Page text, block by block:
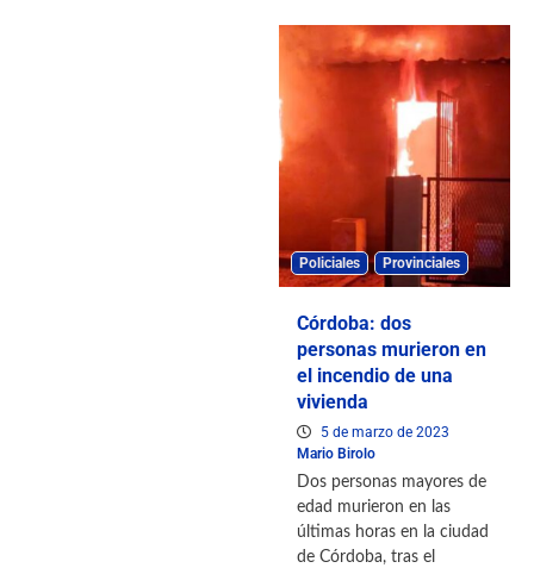
Policiales Provinciales
Córdoba: dos
personas murieron en
el incendio de una
vivienda
5 de marzo de 2023
Mario Birolo
Dos personas mayores de
edad murieron en las
últimas horas en la ciudad
de Córdoba, tras el